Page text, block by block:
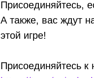
Присоединяйтесь,
А также, вас ждут
этой игре!
Присоединяйтесь